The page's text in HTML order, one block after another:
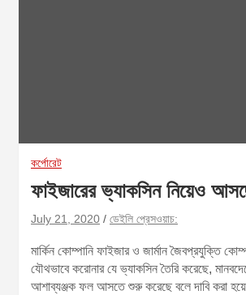
কর্পোরেট
ফাইজারের ভ্যাকসিন নিয়েও
July 21, 2020 ডেইলি প্রেসওয়াচ:
মার্কিন কোম্পানি ফাইজার ও জার্মান জৈবপ্রযুক্তি
যৌথভাবে করোনার যে ভ্যাকসিন তৈরি করেছে,
আশাব্যঞ্জক ফল আসতে শুরু করেছে বলে দাবি করা